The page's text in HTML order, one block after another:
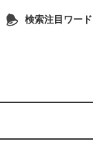
検索注目ワード